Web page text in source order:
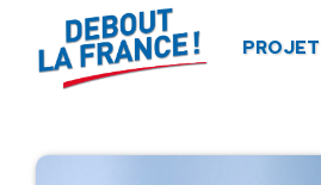
PROJET
Panneau de gestion des cookies